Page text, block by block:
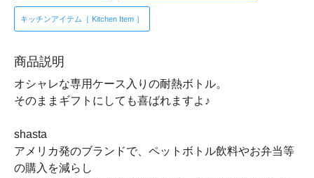
キッチンアイテム［ Kitchen Item ］
商品説明
オシャレな専用ケース入りの耐熱ボトル。
そのままギフトにしても喜ばれますよ♪
shasta
アメリカ発のブランドで、ペットボトル飲料やお弁当等
の購入を減らし